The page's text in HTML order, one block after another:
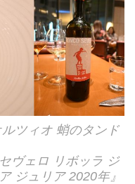
ツィオ 蛸のタンド
ヴェロ リボッラ ジ
ジュリア 2020年』